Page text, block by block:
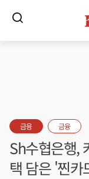
금융 금융
Sh수협은행,
택 담은 '찐카